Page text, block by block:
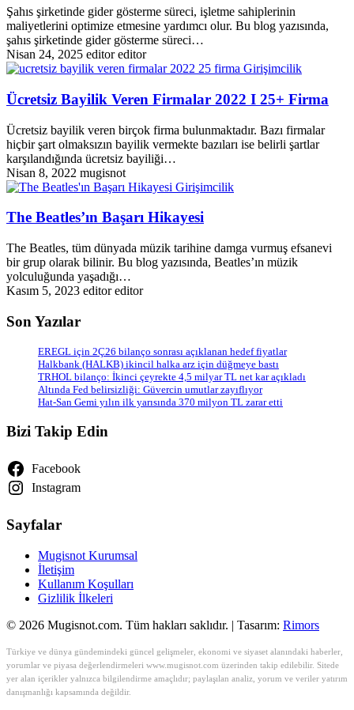
Şahıs şirketinde gider gösterme süreci, işletme sahiplerinin
maliyetlerini optimize etmesine yardımcı olur. Bu blog yazısında,
şahıs şirketinde gider gösterme süreci…
Nisan 24, 2025 editor editor
Girişimcilik
Ücretsiz Bayilik Veren Firmalar 2022 I 25+ Firma
Ücretsiz bayilik veren birçok firma bulunmaktadır. Bazı firmalar
hiçbir şart olmaksızın bayilik vermekte bazıları ise belirli şartlar
karşılandığında ücretsiz bayiliği…
Nisan 8, 2022 mugisnot
Girişimcilik
The Beatles’ın Başarı Hikayesi
The Beatles, tüm dünyada müzik tarihine damga vurmuş efsanevi
bir grup olarak bilinir. Bu blog yazısında, Beatles’ın müzik
yolculuğunda yaşadığı…
Kasım 5, 2023 editor editor
Son Yazılar
EREGL için 2Ç26 bilanço sonrası açıklanan hedef fiyatlar
Halkbank (HALKB) ikincil halka arz için düğmeye bastı
TRHOL bilanço: İkinci çeyrekte 4,5 milyar TL net kar açıkladı
Altında Fed belirsizliği: Güvercin umutlar zayıflıyor
Hat-San Gemi yılın ilk yarısında 370 milyon TL zarar etti
Bizi Takip Edin
Facebook
Instagram
Sayfalar
Mugisnot Kurumsal
İletişim
Kullanım Koşulları
Gizlilik İlkeleri
© 2026 Mugisnot.com. Tüm hakları saklıdır. | Tasarım: Rimors
Türkiye ve dünya gündemindeki güncel gelişmeler, ekonomi ve siyaset alanındaki haberler,
yorumlar ve piyasa değerlendirmeleri www.mugisnot.com üzerinden takip edilebilir. Sitede
yer alan içerikler yalnızca bilgilendirme amaçlıdır; paylaşılan analiz, yorum ve veriler yatırım
danışmanlığı kapsamında değildir.